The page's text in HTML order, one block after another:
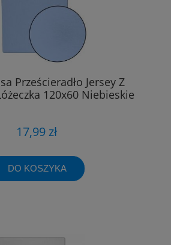
Prześcieradło Jersey Z
120x60 Niebieskie
17,99 zł
DO KOSZYKA